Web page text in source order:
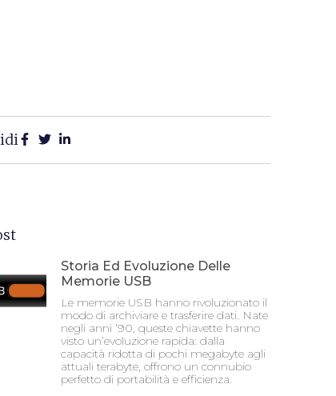
Storia Ed Evoluzione Delle
Memorie USB
Le memorie USB hanno rivoluzionato il
modo di archiviare e trasferire dati. Nate
negli anni ’90, queste chiavette hanno
visto un’evoluzione rapida: dalla
capacità ridotta di pochi megabyte agli
attuali terabyte, offrono un connubio
perfetto di portabilità e efficienza.